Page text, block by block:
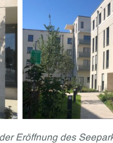
Eröffnung des